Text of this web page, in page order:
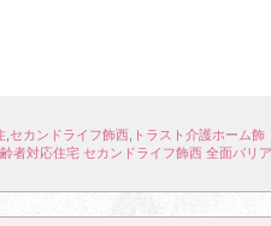
セカンドライフ飾西 トラスト介護ホーム飾
者対応住宅 セカンドライフ飾西 全面バリア